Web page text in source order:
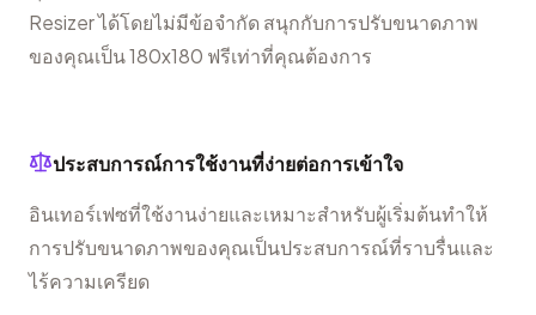
Resizer ได้โดยไม่มีข้อจำกัด สนุกกับการปรับขนาดภาพ
ของคุณเป็น 180x180 ฟรีเท่าที่คุณต้องการ
ประสบการณ์การใช้งานที่ง่ายต่อการเข้าใจ
อินเทอร์เฟซที่ใช้งานง่ายและเหมาะสำหรับผู้เริ่มต้นทำให้
การปรับขนาดภาพของคุณเป็นประสบการณ์ที่ราบรื่นและ
ไร้ความเครียด